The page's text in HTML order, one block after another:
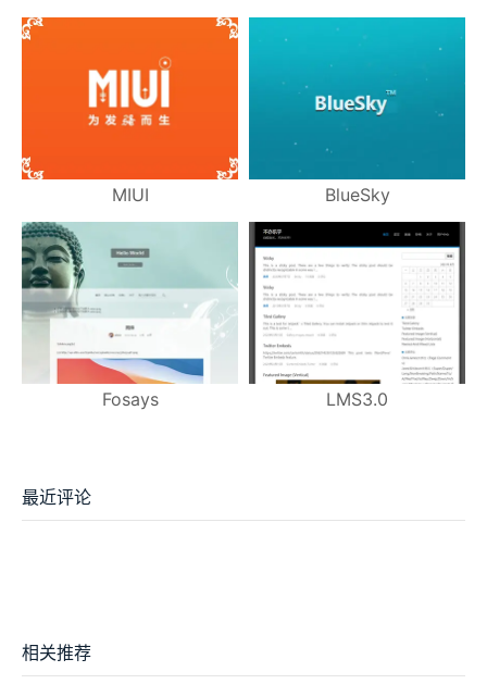
MIUI BlueSky
Fosays LMS3.0
最近评论
相关推荐